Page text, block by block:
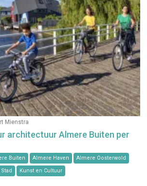
Mienstra
architectuur Almere Buiten per
Buiten Almere Haven
Almere Oosterwold
Kunst en Cultuur